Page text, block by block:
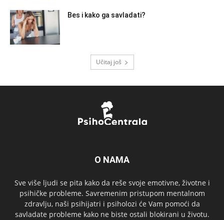
Bes i kako ga savladati?
Učitaj još
O NAMA
Sve više ljudi se pita kako da reše svoje emotivne, životne i
psihičke probleme. Savremenim pristupom mentalnom
zdravlju, naši psihijatri i psiholozi će Vam pomoći da
savladate probleme kako ne biste ostali blokirani u životu.